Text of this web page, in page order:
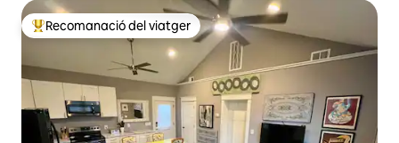
Principals recomanacions dels viatgers
Recomanació del viatger